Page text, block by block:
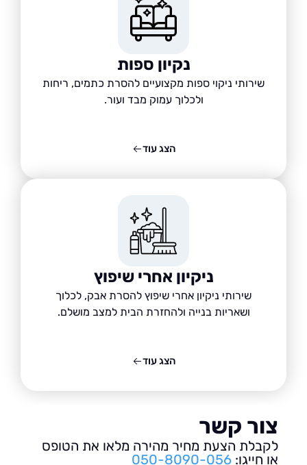
נקיון ספות
שירותי ניקוי ספות מקצועיים להסרת כתמים, ריחות
ולכלוך עמוק מבד ועור.
ניקיון אחרי שיפוץ
שירותי ניקיון אחרי שיפוץ להסרת אבק, לכלוך
ושאריות בנייה ולהחזרת הבית למצב מושלם.
קשר
הצעת מחיר מהירה מלאו את הטופס
חייגו:050-8090-056